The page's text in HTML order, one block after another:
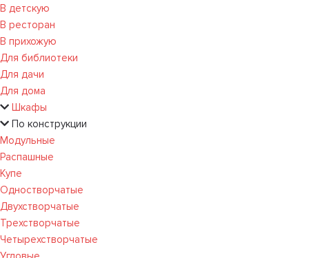
В детскую
В ресторан
В прихожую
Для библиотеки
Для дачи
Для дома
Шкафы
По конструкции
Модульные
Распашные
Купе
Одностворчатые
Двухстворчатые
Трехстворчатые
Четырехстворчатые